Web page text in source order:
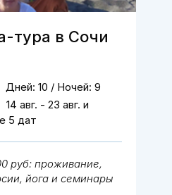
тура в Сочи
руб: проживание,
йога и семинары
Дней: 10 / Ночей: 9
14 авг. - 23 авг. и
5 дат